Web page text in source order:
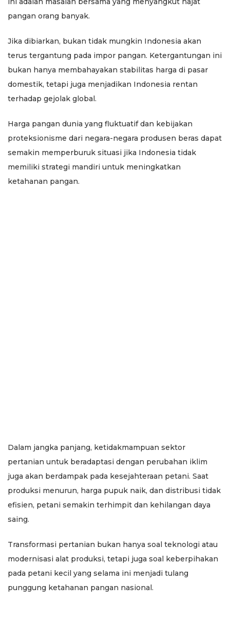
pangan orang banyak.
Jika dibiarkan, bukan tidak mungkin Indonesia akan
terus tergantung pada impor pangan. Ketergantungan ini
bukan hanya membahayakan stabilitas harga di pasar
domestik, tetapi juga menjadikan Indonesia rentan
terhadap gejolak global.
Harga pangan dunia yang fluktuatif dan kebijakan
proteksionisme dari negara-negara produsen beras dapat
semakin memperburuk situasi jika Indonesia tidak
memiliki strategi mandiri untuk meningkatkan
ketahanan pangan.
Dalam jangka panjang, ketidakmampuan sektor
pertanian untuk beradaptasi dengan perubahan iklim
juga akan berdampak pada kesejahteraan petani. Saat
produksi menurun, harga pupuk naik, dan distribusi tidak
efisien, petani semakin terhimpit dan kehilangan daya
saing.
Transformasi pertanian bukan hanya soal teknologi atau
modernisasi alat produksi, tetapi juga soal keberpihakan
pada petani kecil yang selama ini menjadi tulang
punggung ketahanan pangan nasional.